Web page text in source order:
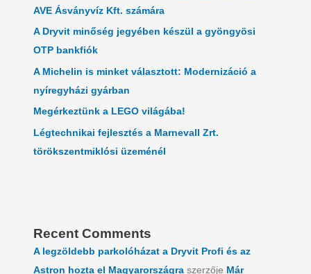
AVE Ásványvíz Kft. számára
A Dryvit minőség jegyében készül a gyöngyösi
OTP bankfiók
A Michelin is minket választott: Modernizáció a
nyíregyházi gyárban
Megérkeztünk a LEGO világába!
Légtechnikai fejlesztés a Marnevall Zrt.
törökszentmiklósi üzeménél
Recent Comments
A legzöldebb parkolóházat a Dryvit Profi és az
Astron hozta el Magyarországra szerzője Már